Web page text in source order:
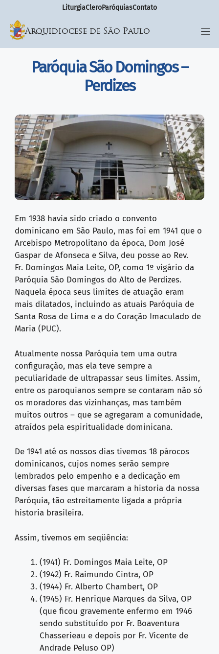
LiturgiaCleroParóquiasContato
Arquidiocese de São Paulo
Paróquia São Domingos –
Perdizes
Em 1938 havia sido criado o convento
dominicano em São Paulo, mas foi em 1941 que o
Arcebispo Metropolitano da época, Dom José
Gaspar de Afonseca e Silva, deu posse ao Rev.
Fr. Domingos Maia Leite, OP, como 1º vigário da
Paróquia São Domingos do Alto de Perdizes.
Naquela época seus limites de atuação eram
mais dilatados, incluindo as atuais Paróquia de
Santa Rosa de Lima e a do Coração Imaculado de
Maria (PUC).
Atualmente nossa Paróquia tem uma outra
configuração, mas ela teve sempre a
peculiaridade de ultrapassar seus limites. Assim,
entre os paroquianos sempre se contaram não só
os moradores das vizinhanças, mas também
muitos outros – que se agregaram a comunidade,
atraídos pela espiritualidade dominicana.
De 1941 até os nossos dias tivemos 18 párocos
dominicanos, cujos nomes serão sempre
lembrados pelo empenho e a dedicação em
diversas fases que marcaram a historia da nossa
Paróquia, tão estreitamente ligada a própria
historia brasileira.
Assim, tivemos em seqüência:
(1941) Fr. Domingos Maia Leite, OP
(1942) Fr. Raimundo Cintra, OP
(1944) Fr. Alberto Chambert, OP
(1945) Fr. Henrique Marques da Silva, OP
(que ficou gravemente enfermo em 1946
sendo substituído por Fr. Boaventura
Chasserieau e depois por Fr. Vicente de
Andrade Peluso OP)